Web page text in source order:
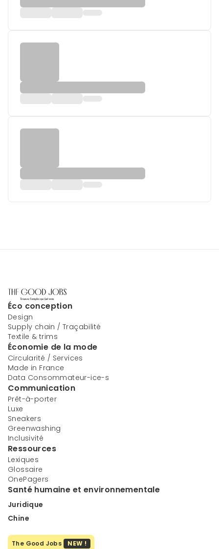
Éco conception
Design
Supply chain / Traçabilité
Textile & trims
Économie de la mode
Circularité / Services
Made in France
Data Consommateur-ice-s
Communication
Prêt-à-porter
Luxe
Sneakers
Greenwashing
Inclusivité
Ressources
Lexiques
Glossaire
OnePagers
Santé humaine et environnementale
Juridique
Chine
The Good Jobs NEW !